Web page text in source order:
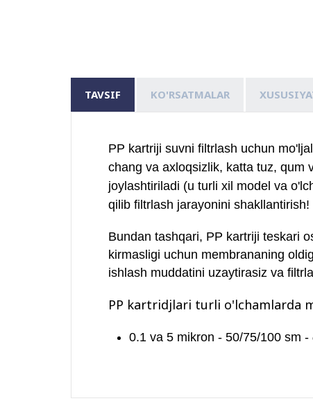
TAVSIF KO'RSATMALAR
PP kartriji suvni filtrlash uchun
chang va axloqsizlik, katta tuz, qum
joylashtiriladi (u turli xil model va
qilib filtrlash jarayonini shakllantirish!
Bundan tashqari, PP kartriji teskari
kirmasligi uchun membrananing
ishlash muddatini uzaytirasiz va
PP kartridjlari turli o'lchamlarda
0.1 va 5 mikron - 50/75/100 sm -